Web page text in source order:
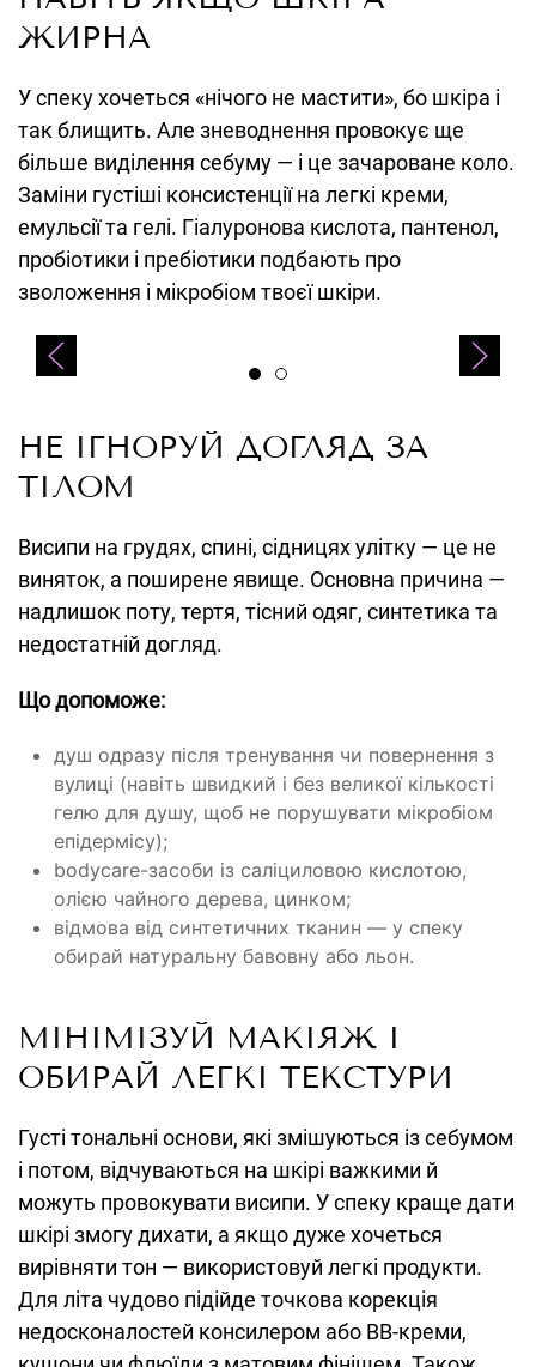
ЖИРНА
У спеку хочеться «нічого не мастити», бо шкіра і
так блищить. Але зневоднення провокує ще
більше виділення себуму — і це зачароване коло.
Заміни густіші консистенції на легкі креми,
емульсії та гелі. Гіалуронова кислота, пантенол,
пробіотики і пребіотики подбають про
зволоження і мікробіом твоєї шкіри.
НЕ ІГНОРУЙ ДОГЛЯД ЗА
ТІЛОМ
Висипи на грудях, спині, сідницях улітку — це не
виняток, а поширене явище. Основна причина —
надлишок поту, тертя, тісний одяг, синтетика та
недостатній догляд.
Що допоможе:
душ одразу після тренування чи повернення з
вулиці (навіть швидкий і без великої кількості
гелю для душу, щоб не порушувати мікробіом
епідермісу);
bodycare-засоби із саліциловою кислотою,
олією чайного дерева, цинком;
відмова від синтетичних тканин — у спеку
обирай натуральну бавовну або льон.
МІНІМІЗУЙ МАКІЯЖ І
ОБИРАЙ ЛЕГКІ ТЕКСТУРИ
Густі тональні основи, які змішуються із себумом
і потом, відчуваються на шкірі важкими й
можуть провокувати висипи. У спеку краще дати
шкірі змогу дихати, а якщо дуже хочеться
вирівняти тон — використовуй легкі продукти.
Для літа чудово підійде точкова корекція
недосконалостей консилером або BB-креми,